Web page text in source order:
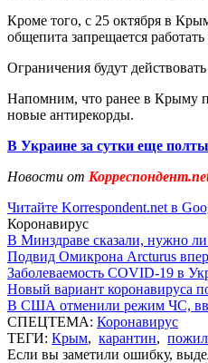
Кроме того, с 25 октября в
общепита запрещается
Ограничения будут
Напомним, что ранее в Крыму
новые антирекорды.
В Украине за сутки еще
Новости от
Читайте Korrespondent.net в
Коронавирус
В Минздраве сказали, нужно
Подвид Омикрона Arcturus
Заболеваемость COVID-19 в
Новый вариант коронавируса
В США отменили режим ЧС,
СПЕЦТЕМА: Коронавирус
ТЕГИ: Крым, карантин,
Если вы заметили ошибку,